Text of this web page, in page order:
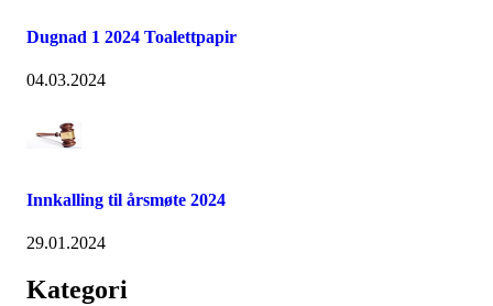
Dugnad 1 2024 Toalettpapir
04.03.2024
Innkalling til årsmøte 2024
29.01.2024
Kategori